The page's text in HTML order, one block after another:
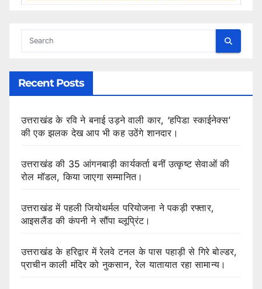
Recent Posts
उत्तराखंड के रवि ने बनाई उड़ने वाली कार, ‘हपिडा स्काईनेक्स’
की एक झलक देख आप भी कह उठेंगे शानदार।
उत्तराखंड की 35 आंगनबाड़ी कार्यकर्ता बनीं उत्कृष्ट सेवाओं की
रोल मॉडल, किया जाएगा सम्मानित।
उत्तराखंड में पहली जियोथर्मल परियोजना ने पकड़ी रफ्तार,
आइसलैंड की कंपनी ने सौंपा ब्लूप्रिंट।
उत्तराखंड के हरिद्वार में रेलवे टनल के पास पहाड़ी से गिरे बोल्डर,
प्राचीन काली मंदिर को नुकसान, रेल यातायात रहा सामान्य।